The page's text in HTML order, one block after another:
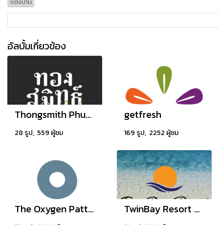
อัลบั้มเกี่ยวข้อง
Thongsmith Phuket
28 รูป, 559 ผู้ชม
getfresh
169 รูป, 2252 ผู้ชม
The Oxygen Pattaya TwinBay Resort Koh Lanta